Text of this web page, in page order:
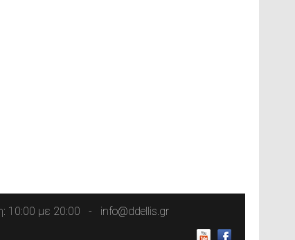
10:00 με 20:00 info@ddellis.gr